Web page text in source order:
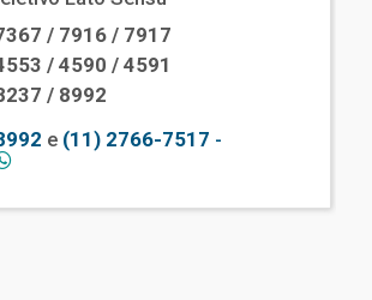
/ 7916 / 7917
/ 4590 / 4591
/ 8992
e (11) 2766-7517 -